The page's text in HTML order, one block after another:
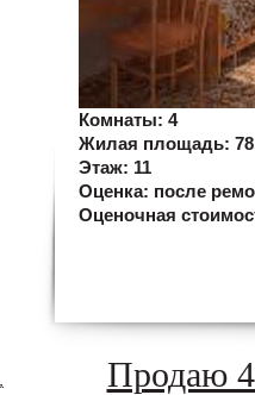
Комнаты: 4
Жилая площадь:
Этаж: 11
Оценка: после
Оценочная
Продаю